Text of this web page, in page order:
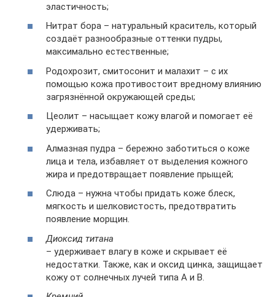
эластичность;
Нитрат бора – натуральный краситель, который
создаёт разнообразные оттенки пудры,
максимально естественные;
Родохрозит, смитосонит и малахит – с их
помощью кожа противостоит вредному влиянию
загрязнённой окружающей среды;
Цеолит – насыщает кожу влагой и помогает её
удерживать;
Алмазная пудра – бережно заботиться о коже
лица и тела, избавляет от выделения кожного
жира и предотвращает появление прыщей;
Слюда – нужна чтобы придать коже блеск,
мягкость и шелковистость, предотвратить
появление морщин.
Диоксид титана
– удерживает влагу в коже и скрывает её
недостатки. Также, как и оксид цинка, защищает
кожу от солнечных лучей типа А и В.